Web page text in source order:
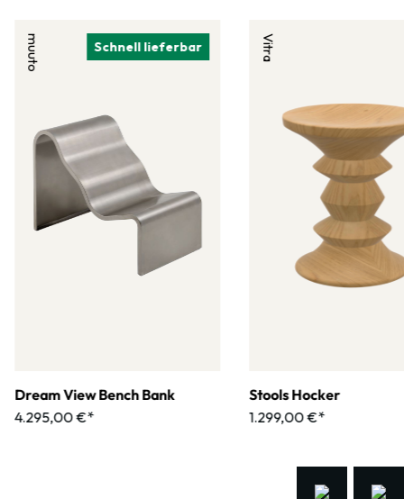
Schnell lieferbar
muuto
Dream View Bench Bank
4.295,00 €*
Vitra
Stools Hocker
1.299,00 €*